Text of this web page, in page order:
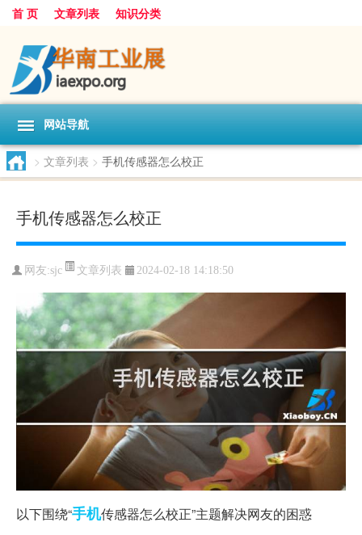
首 页 文章列表 知识分类
网站导航
> 文章列表 > 手机传感器怎么校正
手机传感器怎么校正
网友:sjc 文章列表 2024-02-18 14:18:50
以下围绕“手机传感器怎么校正”主题解决网友的困惑